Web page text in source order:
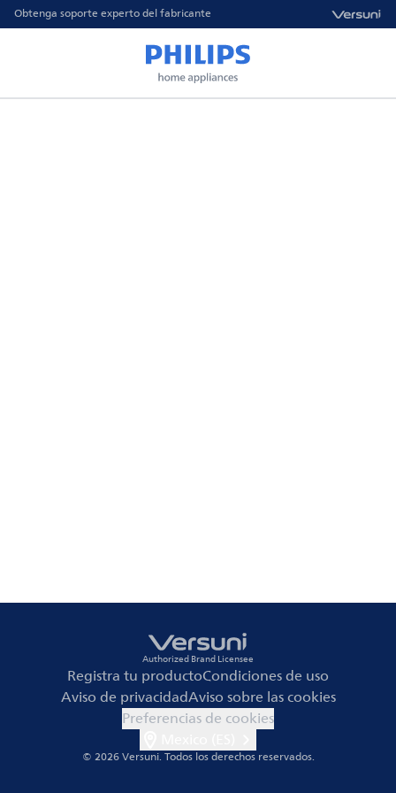
Obtenga soporte experto del fabricante
Authorized Brand Licensee
Registra tu productoCondiciones de uso
Aviso de privacidadAviso sobre las cookies
Preferencias de cookies
© 2026 Versuni.Todos los derechos reservados.